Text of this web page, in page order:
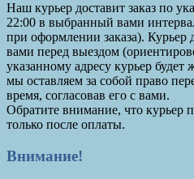
Наш курьер доставит заказ по
22:00 в выбранный вами
при оформлении заказа). Курьер
вами перед выездом
указанному адресу курьер будет
мы оставляем за собой право
время, согласовав его с вами.
Обратите внимание, что курьер
только после оплаты.
Внимание!